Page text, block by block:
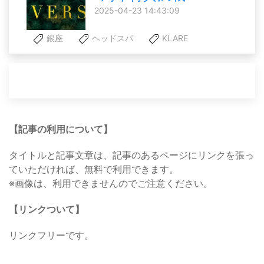
2025-04-23 14:43:09
銀座 ヘッドスパ KLARE
【記事の利用について】
タイトルと記事文章は、記事のあるページにリンクを張っ
ていただければ、無料で利用できます。
※画像は、利用できませんのでご注意ください。
【リンクついて】
リンクフリーです。